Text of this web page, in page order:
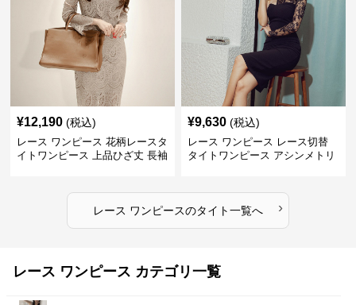
¥12,190 (税込)
レース ワンピース 花柄レースタ
イトワンピース 上品ひざ丈 長袖
¥9,630 (税込)
レース ワンピース レース切替
タイトワンピース アシンメトリ
レース ワンピースのタイト一覧へ ›
レース ワンピース カテゴリ一覧